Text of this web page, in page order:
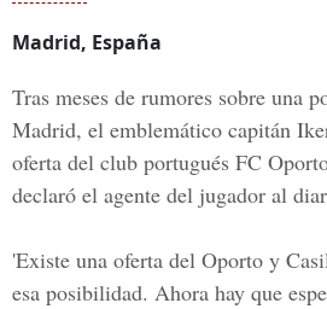
Madrid, España
Tras meses de rumores sobre una
Madrid, el emblemático capitán
oferta del club portugués FC
declaró el agente del jugador al
'Existe una oferta del Oporto y
esa posibilidad. Ahora hay que